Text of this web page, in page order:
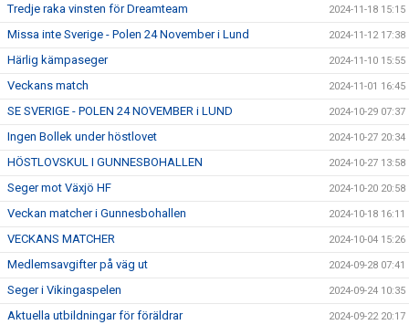
Tredje raka vinsten för Dreamteam 2024-11-18 15:15
Missa inte Sverige - Polen 24 November i Lund 2024-11-12 17:38
Härlig kämpaseger 2024-11-10 15:55
Veckans match 2024-11-01 16:45
SE SVERIGE - POLEN 24 NOVEMBER i LUND 2024-10-29 07:37
Ingen Bollek under höstlovet 2024-10-27 20:34
HÖSTLOVSKUL I GUNNESBOHALLEN 2024-10-27 13:58
Seger mot Växjö HF 2024-10-20 20:58
Veckan matcher i Gunnesbohallen 2024-10-18 16:11
VECKANS MATCHER 2024-10-04 15:26
Medlemsavgifter på väg ut 2024-09-28 07:41
Seger i Vikingaspelen 2024-09-24 10:35
Aktuella utbildningar för föräldrar 2024-09-22 20:17